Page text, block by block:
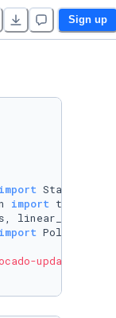
Sign up
import
import
import
updated-